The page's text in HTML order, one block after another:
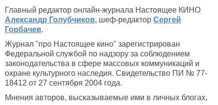
Главный редактор онлайн-журнала Настоящее КИНО
Александр Голубчиков, шеф-редактор Сергей
Горбачев.
Журнал "про Настоящее кино" зарегистрирован
Федеральной службой по надзору за соблюдением
законодательства в сфере массовых коммуникаций и
охране культурного наследия. Свидетельство ПИ № 77-
18412 от 27 сентября 2004 года.
Мнения авторов, высказываемые ими в личных блогах,